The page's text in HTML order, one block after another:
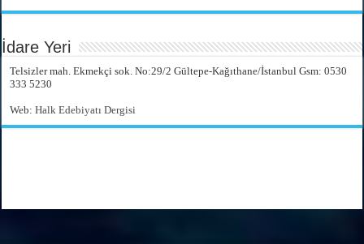
İdare Yeri
Telsizler mah. Ekmekçi sok. No:29/2 Gültepe-Kağıthane/İstanbul Gsm: 0530
333 5230
Web:Halk Edebiyatı Dergisi